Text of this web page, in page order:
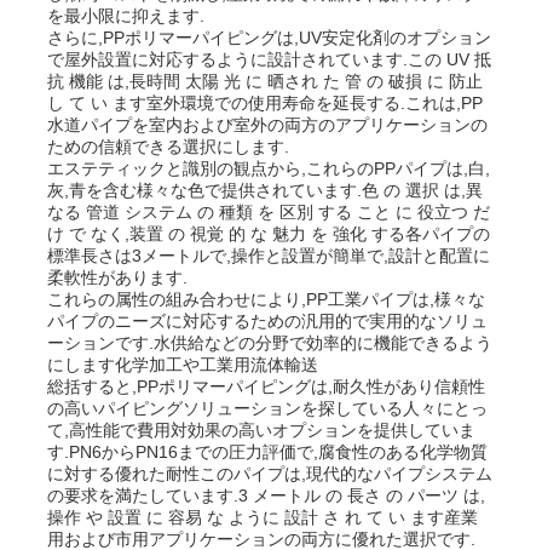
企業情報
会社案内
品質管理
お問い合わせ
ニュース
すべての場合
見積依頼
を最小限に抑えます.
さらに,PPポリマーパイピングは,UV安定化剤のオプション
で屋外設置に対応するように設計されています.この UV 抵
抗 機能 は,長時間 太陽 光 に 晒され た 管 の 破損 に 防止
し て い ます室外環境での使用寿命を延長する.これは,PP
水道パイプを室内および室外の両方のアプリケーションの
ための信頼できる選択にします.
エステティックと識別の観点から,これらのPPパイプは,白,
灰,青を含む様々な色で提供されています.色 の 選択 は,異
なる 管道 システム の 種類 を 区別 する こと に 役立つ だ
け で なく,装置 の 視覚 的 な 魅力 を 強化 する各パイプの
標準長さは3メートルで,操作と設置が簡単で,設計と配置に
柔軟性があります.
これらの属性の組み合わせにより,PP工業パイプは,様々な
パイプのニーズに対応するための汎用的で実用的なソリュ
ーションです.水供給などの分野で効率的に機能できるよう
にします化学加工や工業用流体輸送
総括すると,PPポリマーパイピングは,耐久性があり信頼性
の高いパイピングソリューションを探している人々にとっ
て,高性能で費用対効果の高いオプションを提供していま
す.PN6からPN16までの圧力評価で,腐食性のある化学物質
に対する優れた耐性このパイプは,現代的なパイプシステム
の要求を満たしています.3 メートル の 長さ の パーツ は,
操作 や 設置 に 容易 な ように 設計 さ れ て い ます産業
用および市用アプリケーションの両方に優れた選択です.